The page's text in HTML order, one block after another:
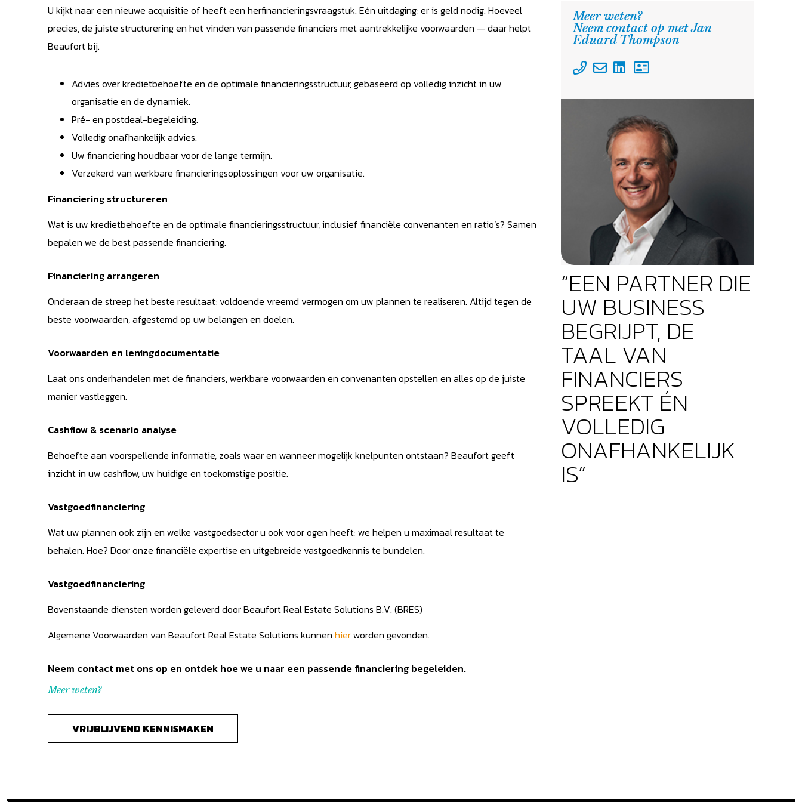
U kijkt naar een nieuwe acquisitie of heeft een herfinancieringsvraagstuk. Eén uitdaging: er is geld nodig. Hoeveel
precies, de juiste structurering en het vinden van passende financiers met aantrekkelijke voorwaarden — daar helpt
Beaufort bij.
Advies over kredietbehoefte en de optimale financieringsstructuur, gebaseerd op volledig inzicht in uw
organisatie en de dynamiek.
Pré- en postdeal-begeleiding.
Volledig onafhankelijk advies.
Uw financiering houdbaar voor de lange termijn.
Verzekerd van werkbare financieringsoplossingen voor uw organisatie.
Financiering structureren
Wat is uw kredietbehoefte en de optimale financieringsstructuur, inclusief financiële convenanten en ratio’s? Samen
bepalen we de best passende financiering.
Financiering arrangeren
Onderaan de streep het beste resultaat: voldoende vreemd vermogen om uw plannen te realiseren. Altijd tegen de
beste voorwaarden, afgestemd op uw belangen en doelen.
Voorwaarden en leningdocumentatie
Laat ons onderhandelen met de financiers, werkbare voorwaarden en convenanten opstellen en alles op de juiste
manier vastleggen.
Cashflow & scenario analyse
Behoefte aan voorspellende informatie, zoals waar en wanneer mogelijk knelpunten ontstaan? Beaufort geeft
inzicht in uw cashflow, uw huidige en toekomstige positie.
Vastgoedfinanciering
Wat uw plannen ook zijn en welke vastgoedsector u ook voor ogen heeft: we helpen u maximaal resultaat te
behalen. Hoe? Door onze financiële expertise en uitgebreide vastgoedkennis te bundelen.
Vastgoedfinanciering
Bovenstaande diensten worden geleverd door Beaufort Real Estate Solutions B.V. (BRES)
Algemene Voorwaarden van Beaufort Real Estate Solutions kunnen hierworden gevonden.
Neem contact met ons op en ontdek hoe we u naar een passende financiering begeleiden.
Meer weten?
VRIJBLIJVEND KENNISMAKEN
Meer weten?
Neem contact op met Jan
Eduard Thompson
“EEN PARTNER DIE
UW BUSINESS
BEGRIJPT, DE
TAAL VAN
FINANCIERS
SPREEKT ÉN
VOLLEDIG
ONAFHANKELIJK
IS”